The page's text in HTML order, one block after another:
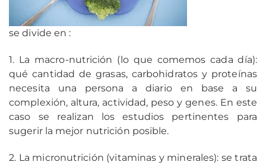
se divide en :
1. La macro-nutrición (lo que comemos cada día):
qué cantidad de grasas, carbohidratos y proteínas
necesita una persona a diario en base a su
complexión, altura, actividad, peso y genes. En este
caso se realizan los estudios pertinentes para
sugerir la mejor nutrición posible.
2. La micronutrición (vitaminas y minerales): se trata